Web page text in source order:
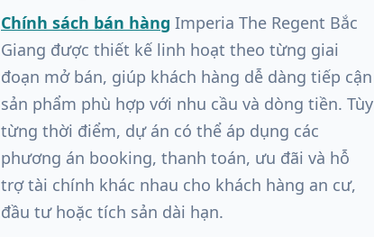
Chính sách bán hàng Imperia The Regent Bắc
Giang được thiết kế linh hoạt theo từng giai
đoạn mở bán, giúp khách hàng dễ dàng tiếp cận
sản phẩm phù hợp với nhu cầu và dòng tiền. Tùy
từng thời điểm, dự án có thể áp dụng các
phương án booking, thanh toán, ưu đãi và hỗ
trợ tài chính khác nhau cho khách hàng an cư,
đầu tư hoặc tích sản dài hạn.